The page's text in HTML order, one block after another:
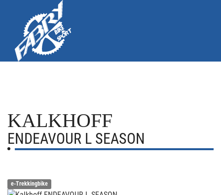
KALKHOFF
ENDEAVOUR L SEASON
e-Trekkingbike